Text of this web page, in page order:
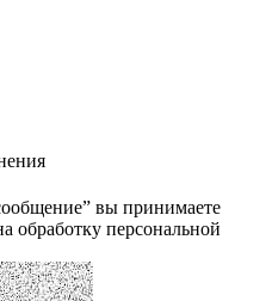
вы принимаете
обработку персональной